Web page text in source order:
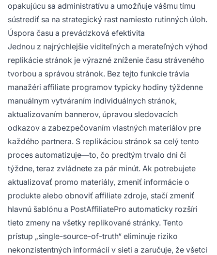
opakujúcu sa administratívu a umožňuje vášmu tímu
sústrediť sa na strategický rast namiesto rutinných úloh.
Úspora času a prevádzková efektivita
Jednou z najrýchlejšie viditeľných a merateľných výhod
replikácie stránok je výrazné zníženie času stráveného
tvorbou a správou stránok. Bez tejto funkcie trávia
manažéri affiliate programov typicky hodiny týždenne
manuálnym vytváraním individuálnych stránok,
aktualizovaním bannerov, úpravou sledovacích
odkazov a zabezpečovaním vlastných materiálov pre
každého partnera. S replikáciou stránok sa celý tento
proces automatizuje—to, čo predtým trvalo dni či
týždne, teraz zvládnete za pár minút. Ak potrebujete
aktualizovať promo materiály, zmeniť informácie o
produkte alebo obnoviť affiliate zdroje, stačí zmeniť
hlavnú šablónu a PostAffiliatePro automaticky rozšíri
tieto zmeny na všetky replikované stránky. Tento
prístup „single-source-of-truth“ eliminuje riziko
nekonzistentných informácií v sieti a zaručuje, že všetci